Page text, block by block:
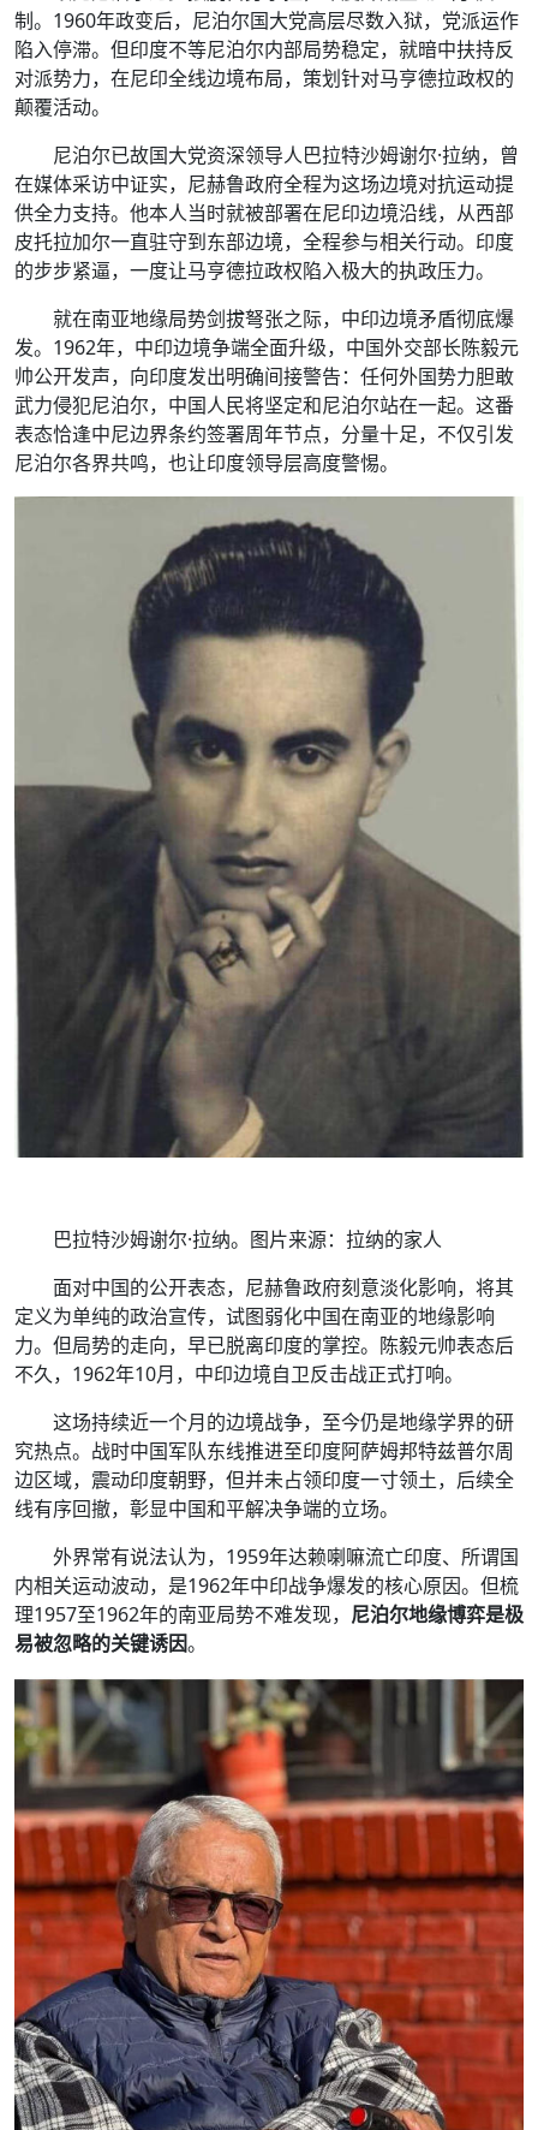
制。1960年政变后，尼泊尔国大党高层尽数入狱，党派运作
陷入停滞。但印度不等尼泊尔内部局势稳定，就暗中扶持反
对派势力，在尼印全线边境布局，策划针对马亨德拉政权的
颠覆活动。
尼泊尔已故国大党资深领导人巴拉特沙姆谢尔·拉纳，曾
在媒体采访中证实，尼赫鲁政府全程为这场边境对抗运动提
供全力支持。他本人当时就被部署在尼印边境沿线，从西部
皮托拉加尔一直驻守到东部边境，全程参与相关行动。印度
的步步紧逼，一度让马亨德拉政权陷入极大的执政压力。
就在南亚地缘局势剑拔弩张之际，中印边境矛盾彻底爆
发。1962年，中印边境争端全面升级，中国外交部长陈毅元
帅公开发声，向印度发出明确间接警告：任何外国势力胆敢
武力侵犯尼泊尔，中国人民将坚定和尼泊尔站在一起。这番
表态恰逢中尼边界条约签署周年节点，分量十足，不仅引发
尼泊尔各界共鸣，也让印度领导层高度警惕。
巴拉特沙姆谢尔·拉纳。图片来源：拉纳的家人
面对中国的公开表态，尼赫鲁政府刻意淡化影响，将其
定义为单纯的政治宣传，试图弱化中国在南亚的地缘影响
力。但局势的走向，早已脱离印度的掌控。陈毅元帅表态后
不久，1962年10月，中印边境自卫反击战正式打响。
这场持续近一个月的边境战争，至今仍是地缘学界的研
究热点。战时中国军队东线推进至印度阿萨姆邦特兹普尔周
边区域，震动印度朝野，但并未占领印度一寸领土，后续全
线有序回撤，彰显中国和平解决争端的立场。
外界常有说法认为，1959年达赖喇嘛流亡印度、所谓国
内相关运动波动，是1962年中印战争爆发的核心原因。但梳
理1957至1962年的南亚局势不难发现， 尼泊尔地缘博弈是极
易被忽略的关键诱因。